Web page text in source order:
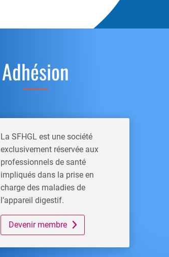
Adhésion
La SFHGL est une société
exclusivement réservée aux
professionnels de santé
impliqués dans la prise en
charge des maladies de
l’appareil digestif.
Devenir membre